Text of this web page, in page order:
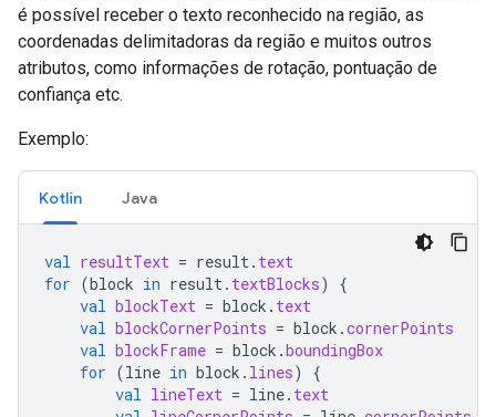
é possível receber o texto reconhecido na região, as
coordenadas delimitadoras da região e muitos outros
atributos, como informações de rotação, pontuação de
confiança etc.
Exemplo:
Kotlin Java
val resultText = result. text
for (block in result. textBlocks)
{
val blockText = block . text
val blockCornerPoints = block .cornerPoints
val blockFrame = block .boundingBox
for (line in block . lines)
{
val lineText = line. text